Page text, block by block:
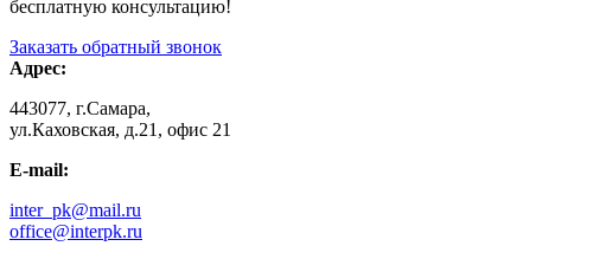
бесплатную консультацию!
Заказать обратный звонок
Адрес:
443077, г.Самара,
ул.Каховская, д.21, офис 21
E-mail:
inter_pk@mail.ru
office@interpk.ru